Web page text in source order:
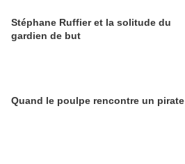
Stéphane Ruffier et la solitude du
gardien de but
Quand le poulpe rencontre un pirate